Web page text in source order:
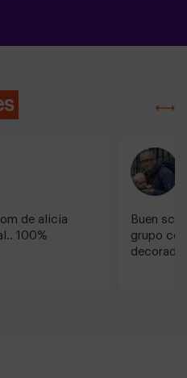
de alicia
100%
Buen
grupo
decorado